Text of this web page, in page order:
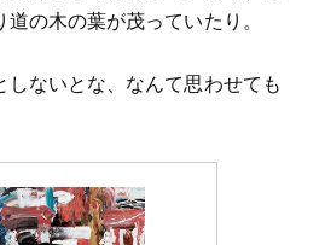
の木の葉が茂っていたり。
しないとな、なんて思わせても